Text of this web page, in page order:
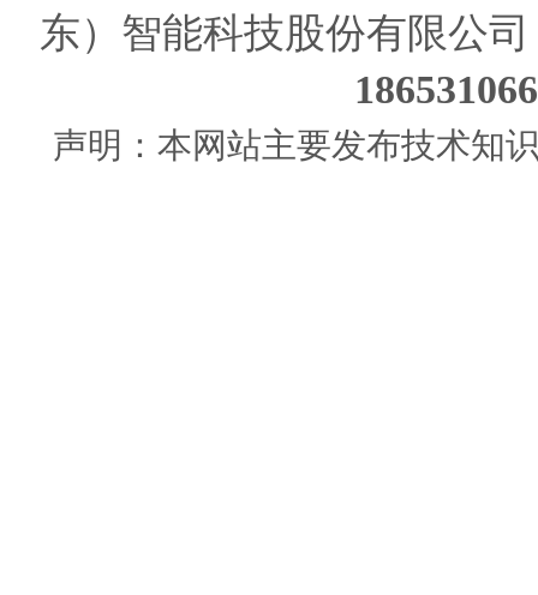
东）智能科技股份有限公司
声明：本网站主要发布技术知